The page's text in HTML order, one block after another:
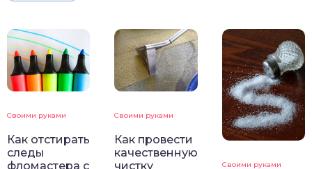
Своими руками
Как отстирать
следы
фломастера с
Своими руками
Как провести
качественную
чистку
Своими руками